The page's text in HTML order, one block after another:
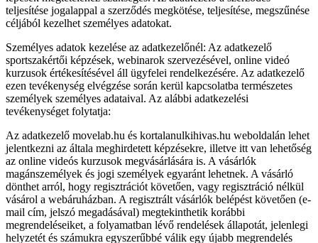
teljesítése jogalappal a szerződés megkötése, teljesítése, megszűnése
céljából kezelhet személyes adatokat.
Személyes adatok kezelése az adatkezelőnél: Az adatkezelő
sportszakértői képzések, webinarok szervezésével, online videó
kurzusok értékesítésével áll ügyfelei rendelkezésére. Az adatkezelő
ezen tevékenység elvégzése során kerül kapcsolatba természetes
személyek személyes adataival. Az alábbi adatkezelési
tevékenységet folytatja:
Az adatkezelő movelab.hu és kortalanulkihivas.hu weboldalán lehet
jelentkezni az általa meghirdetett képzésekre, illetve itt van lehetőség
az online videós kurzusok megvásárlására is. A vásárlók
magánszemélyek és jogi személyek egyaránt lehetnek. A vásárló
dönthet arról, hogy regisztrációt követően, vagy regisztráció nélkül
vásárol a webáruházban. A regisztrált vásárlók belépést követően (e-
mail cím, jelszó megadásával) megtekinthetik korábbi
megrendeléseiket, a folyamatban lévő rendelések állapotát, jelenlegi
helyzetét és számukra egyszerűbbé válik egy újabb megrendelés